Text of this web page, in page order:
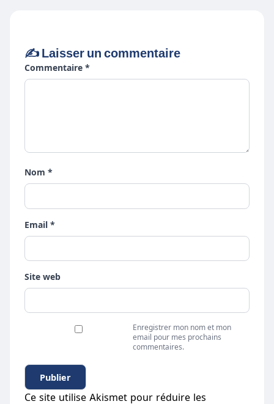
✍️ Laisser un commentaire
Commentaire *
Nom *
Email *
Site web
Enregistrer mon nom et mon
email pour mes prochains
commentaires.
Ce site utilise Akismet pour réduire les